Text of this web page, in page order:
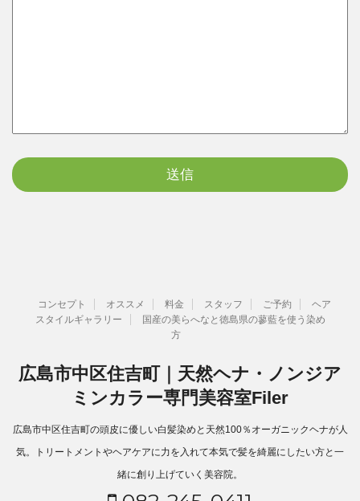
コンセプト オススメ 料金 スタッフ ご予約
ヘア
スタイルギャラリー
国産の美らへなと徳島県の蓼藍を使う染め
方
広島市中区住吉町｜天然ヘナ・ノンジア
ミンカラー専門美容室Filer
広島市中区住吉町の頭皮に優しい白髪染めと天然100％オーガニックヘナが人
気。トリートメントやヘアケアに力を入れて本気で髪を綺麗にしたい方と一
緒に創り上げていく美容院。